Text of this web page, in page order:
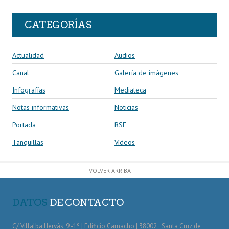
CATEGORÍAS
Actualidad
Audios
Canal
Galería de imágenes
Infografías
Mediateca
Notas informativas
Noticias
Portada
RSE
Tanquillas
Vídeos
VOLVER ARRIBA
DATOS DE CONTACTO
C/ Villalba Hervás, 9 -1º | Edificio Camacho | 38002 · Santa Cruz de